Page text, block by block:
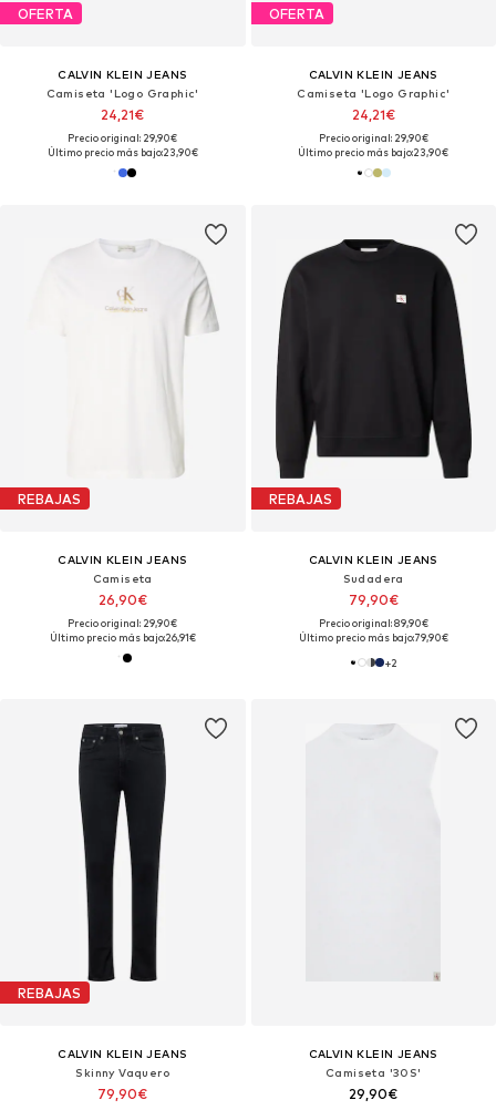
OFERTA
CALVIN KLEIN JEANS
Camiseta 'Logo Graphic'
24,21€
Precio original: 29,90€
Último precio más bajo:23,90€
OFERTA
CALVIN KLEIN JEANS
Camiseta 'Logo Graphic'
24,21€
Precio original: 29,90€
Último precio más bajo:23,90€
REBAJAS
CALVIN KLEIN JEANS
Camiseta
26,90€
Precio original: 29,90€
Último precio más bajo:26,91€
REBAJAS
CALVIN KLEIN JEANS
Sudadera
79,90€
Precio original: 89,90€
Último precio más bajo:79,90€
+2
REBAJAS
CALVIN KLEIN JEANS
Skinny Vaquero
79,90€
CALVIN KLEIN JEANS
Camiseta '30S'
29,90€